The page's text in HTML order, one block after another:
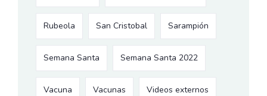
Rubeola San Cristobal Sarampión
Semana Santa Semana Santa 2022
Vacuna Vacunas Videos externos